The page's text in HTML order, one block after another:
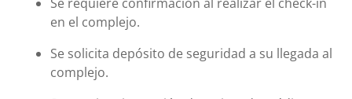
en el complejo.
Se solicita depósito de seguridad a su llegada al
complejo.